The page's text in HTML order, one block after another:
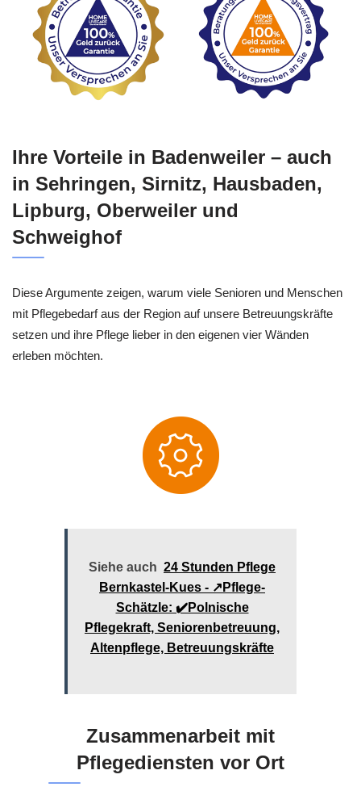
Ihre Vorteile in Badenweiler – auch
in Sehringen, Sirnitz, Hausbaden,
Lipburg, Oberweiler und
Schweighof
Diese Argumente zeigen, warum viele Senioren und Menschen
mit Pflegebedarf aus der Region auf unsere Betreuungskräfte
setzen und ihre Pflege lieber in den eigenen vier Wänden
erleben möchten.
Siehe auch 24 Stunden Pflege
Bernkastel-Kues - ↗️Pflege-
Schätzle: ✔️Polnische
Pflegekraft, Seniorenbetreuung,
Altenpflege, Betreuungskräfte
Zusammenarbeit mit
Pflegediensten vor Ort